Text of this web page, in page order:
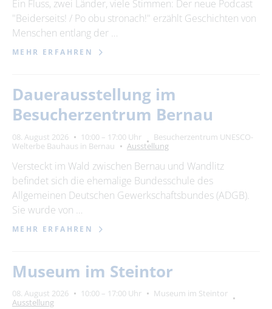
24
25 26 27 28 29
30
Zeitraum
von
bis
alle Kategorien
Kategorie
Suchbegriff
Ein Fluss, zwei Länder, viele Stimmen: Der neue Podcast
"Beiderseits! / Po obu stronach!" erzählt Geschichten von
Menschen entlang der …
MEHR ERFAHREN
Dauerausstellung im
Besucherzentrum Bernau
08. August 2026 10:00 – 17:00 Uhr
Besucherzentrum UNESCO-
Welterbe Bauhaus in Bernau
Ausstellung
Versteckt im Wald zwischen Bernau und Wandlitz
befindet sich die ehemalige Bundesschule des
Allgemeinen Deutschen Gewerkschaftsbundes (ADGB).
Sie wurde von …
MEHR ERFAHREN
Museum im Steintor
08. August 2026 10:00 – 17:00 Uhr
Museum im Steintor
Ausstellung